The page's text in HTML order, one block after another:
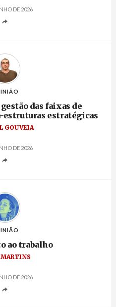
DE 2026
das faixas de
estratégicas
GOUVEIA
DE 2026
ao trabalho
DE 2026